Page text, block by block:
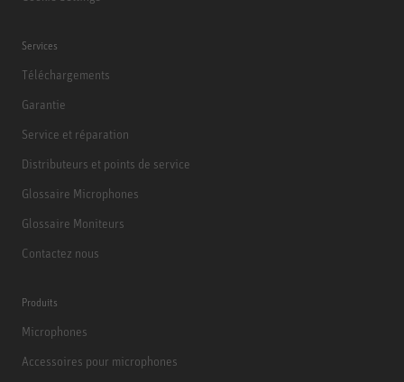
Services
Téléchargements
Garantie
Service et réparation
Distributeurs et points de service
Glossaire Microphones
Glossaire Moniteurs
Contactez nous
Produits
Microphones
Accessoires pour microphones